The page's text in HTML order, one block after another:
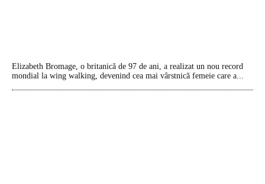
Elizabeth Bromage, o britanică de 97 de ani, a realizat un nou record
mondial la wing walking, devenind cea mai vârstnică femeie care a...